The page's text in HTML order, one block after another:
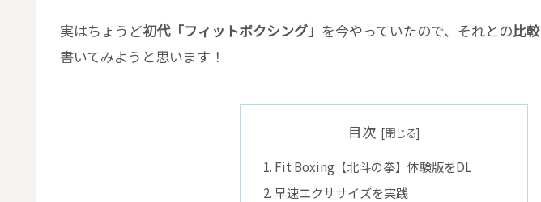
実はちょうど初代「フィットボクシング」 を今やっていたので、それとの比較
書いてみようと思います！
目次
Fit Boxing【北斗の拳】体験版をDL
早速エクササイズを実践